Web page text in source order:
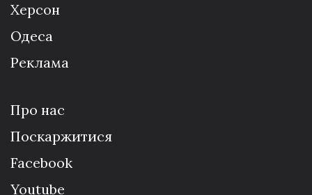
Херсон
Одеса
Реклама
Про нас
Поскаржитися
Facebook
Youtube